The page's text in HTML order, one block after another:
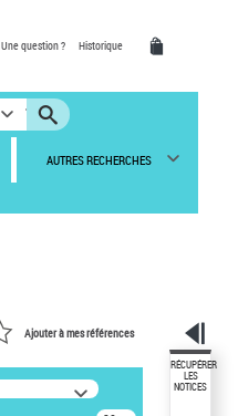
Une question ? Historique
AUTRES RECHERCHES
Ajouter à mes références
RÉCUPÉRER
LES
NOTICES